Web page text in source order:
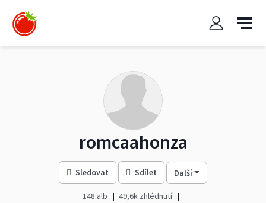
romcaahonza
Sledovat Sdílet Další
148 alb 49,6k zhlédnutí